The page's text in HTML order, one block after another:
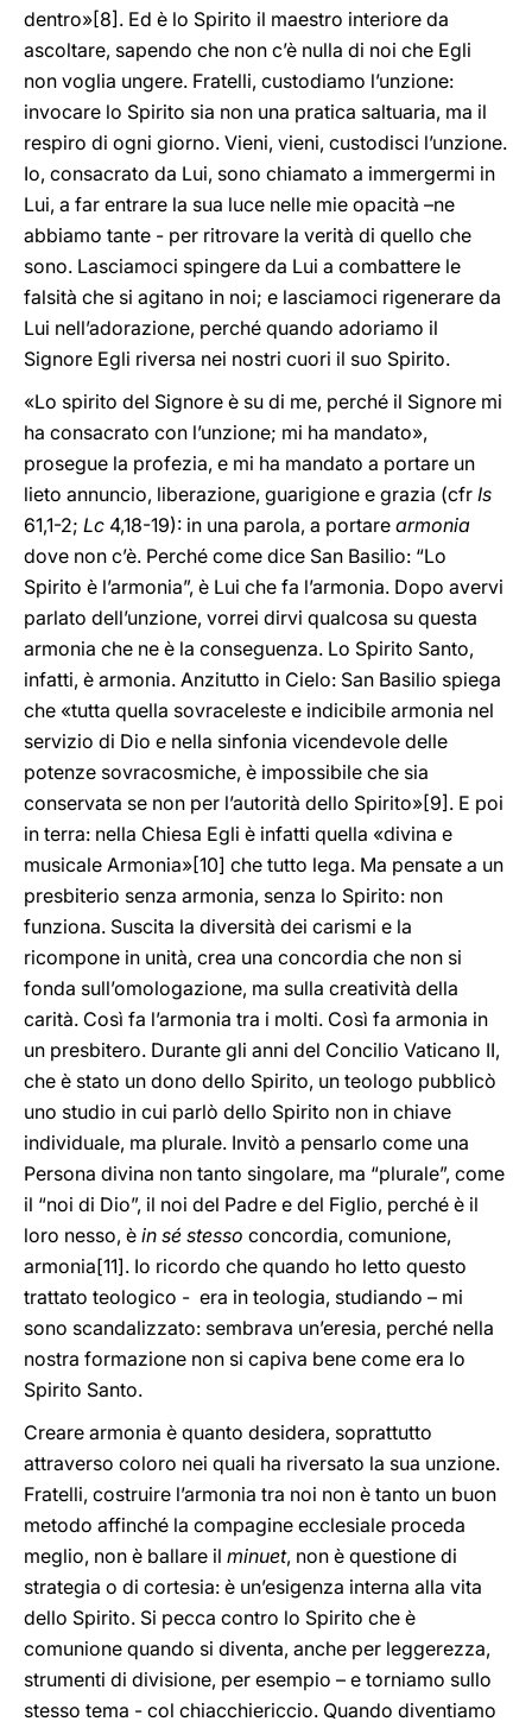
dentro»[8]. Ed è lo Spirito il maestro interiore da
ascoltare, sapendo che non c’è nulla di noi che Egli
non voglia ungere. Fratelli, custodiamo l’unzione:
invocare lo Spirito sia non una pratica saltuaria, ma il
respiro di ogni giorno. Vieni, vieni, custodisci l’unzione.
Io, consacrato da Lui, sono chiamato a immergermi in
Lui, a far entrare la sua luce nelle mie opacità –ne
abbiamo tante - per ritrovare la verità di quello che
sono. Lasciamoci spingere da Lui a combattere le
falsità che si agitano in noi; e lasciamoci rigenerare da
Lui nell’adorazione, perché quando adoriamo il
Signore Egli riversa nei nostri cuori il suo Spirito.
«Lo spirito del Signore è su di me, perché il Signore mi
ha consacrato con l’unzione; mi ha mandato»,
prosegue la profezia, e mi ha mandato a portare un
lieto annuncio, liberazione, guarigione e grazia (cfr Is
61,1-2; Lc 4,18-19): in una parola, a portare armonia
dove non c’è. Perché come dice San Basilio: “Lo
Spirito è l’armonia”, è Lui che fa l’armonia. Dopo avervi
parlato dell’unzione, vorrei dirvi qualcosa su questa
armonia che ne è la conseguenza. Lo Spirito Santo,
infatti, è armonia. Anzitutto in Cielo: San Basilio spiega
che «tutta quella sovraceleste e indicibile armonia nel
servizio di Dio e nella sinfonia vicendevole delle
potenze sovracosmiche, è impossibile che sia
conservata se non per l’autorità dello Spirito»[9]. E poi
in terra: nella Chiesa Egli è infatti quella «divina e
musicale Armonia»[10] che tutto lega. Ma pensate a un
presbiterio senza armonia, senza lo Spirito: non
funziona. Suscita la diversità dei carismi e la
ricompone in unità, crea una concordia che non si
fonda sull’omologazione, ma sulla creatività della
carità. Così fa l’armonia tra i molti. Così fa armonia in
un presbitero. Durante gli anni del Concilio Vaticano II,
che è stato un dono dello Spirito, un teologo pubblicò
uno studio in cui parlò dello Spirito non in chiave
individuale, ma plurale. Invitò a pensarlo come una
Persona divina non tanto singolare, ma “plurale”, come
il “noi di Dio”, il noi del Padre e del Figlio, perché è il
loro nesso, è in sé stesso concordia, comunione,
armonia[11]. Io ricordo che quando ho letto questo
trattato teologico - era in teologia, studiando – mi
sono scandalizzato: sembrava un’eresia, perché nella
nostra formazione non si capiva bene come era lo
Spirito Santo.
Creare armonia è quanto desidera, soprattutto
attraverso coloro nei quali ha riversato la sua unzione.
Fratelli, costruire l’armonia tra noi non è tanto un buon
metodo affinché la compagine ecclesiale proceda
meglio, non è ballare il minuet, non è questione di
strategia o di cortesia: è un’esigenza interna alla vita
dello Spirito. Si pecca contro lo Spirito che è
comunione quando si diventa, anche per leggerezza,
strumenti di divisione, per esempio – e torniamo sullo
stesso tema - col chiacchiericcio. Quando diventiamo